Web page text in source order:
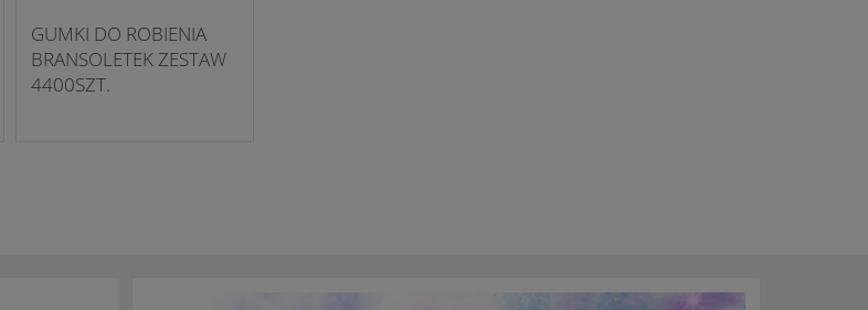
GUMKI DO ROBIENIA
BRANSOLETEK ZESTAW
4400SZT.